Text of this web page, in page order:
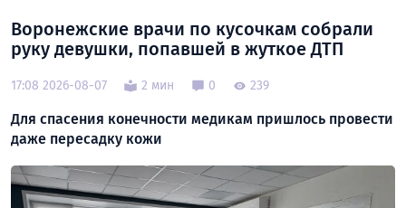
Воронежские врачи по кусочкам собрали
руку девушки, попавшей в жуткое ДТП
17:08 2026-08-07 2 мин 0 239
Для спасения конечности медикам пришлось провести
даже пересадку кожи